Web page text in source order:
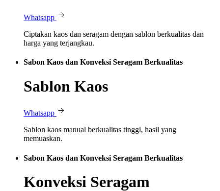
Whatsapp
Ciptakan kaos dan seragam dengan sablon berkualitas dan
harga yang terjangkau.
Sabon Kaos dan Konveksi Seragam Berkualitas
Sablon Kaos
Whatsapp
Sablon kaos manual berkualitas tinggi, hasil yang
memuaskan.
Sabon Kaos dan Konveksi Seragam Berkualitas
Konveksi Seragam